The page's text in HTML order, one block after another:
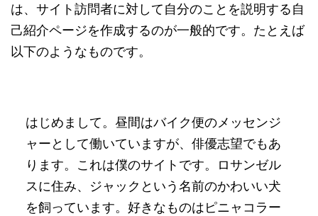
は、サイト訪問者に対して自分のことを説明する自
己紹介ページを作成するのが一般的です。たとえば
以下のようなものです。
はじめまして。昼間はバイク便のメッセンジ
ャーとして働いていますが、俳優志望でもあ
ります。これは僕のサイトです。ロサンゼル
スに住み、ジャックという名前のかわいい犬
を飼っています。好きなものはピニャコラー